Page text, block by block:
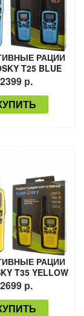
РАЦИИ
T25 BLUE
2399 р.
РАЦИИ
T35 YELLOW
2699 р.